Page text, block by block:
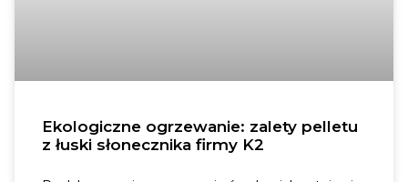
Ekologiczne ogrzewanie: zalety pelletu
z łuski słonecznika firmy K2